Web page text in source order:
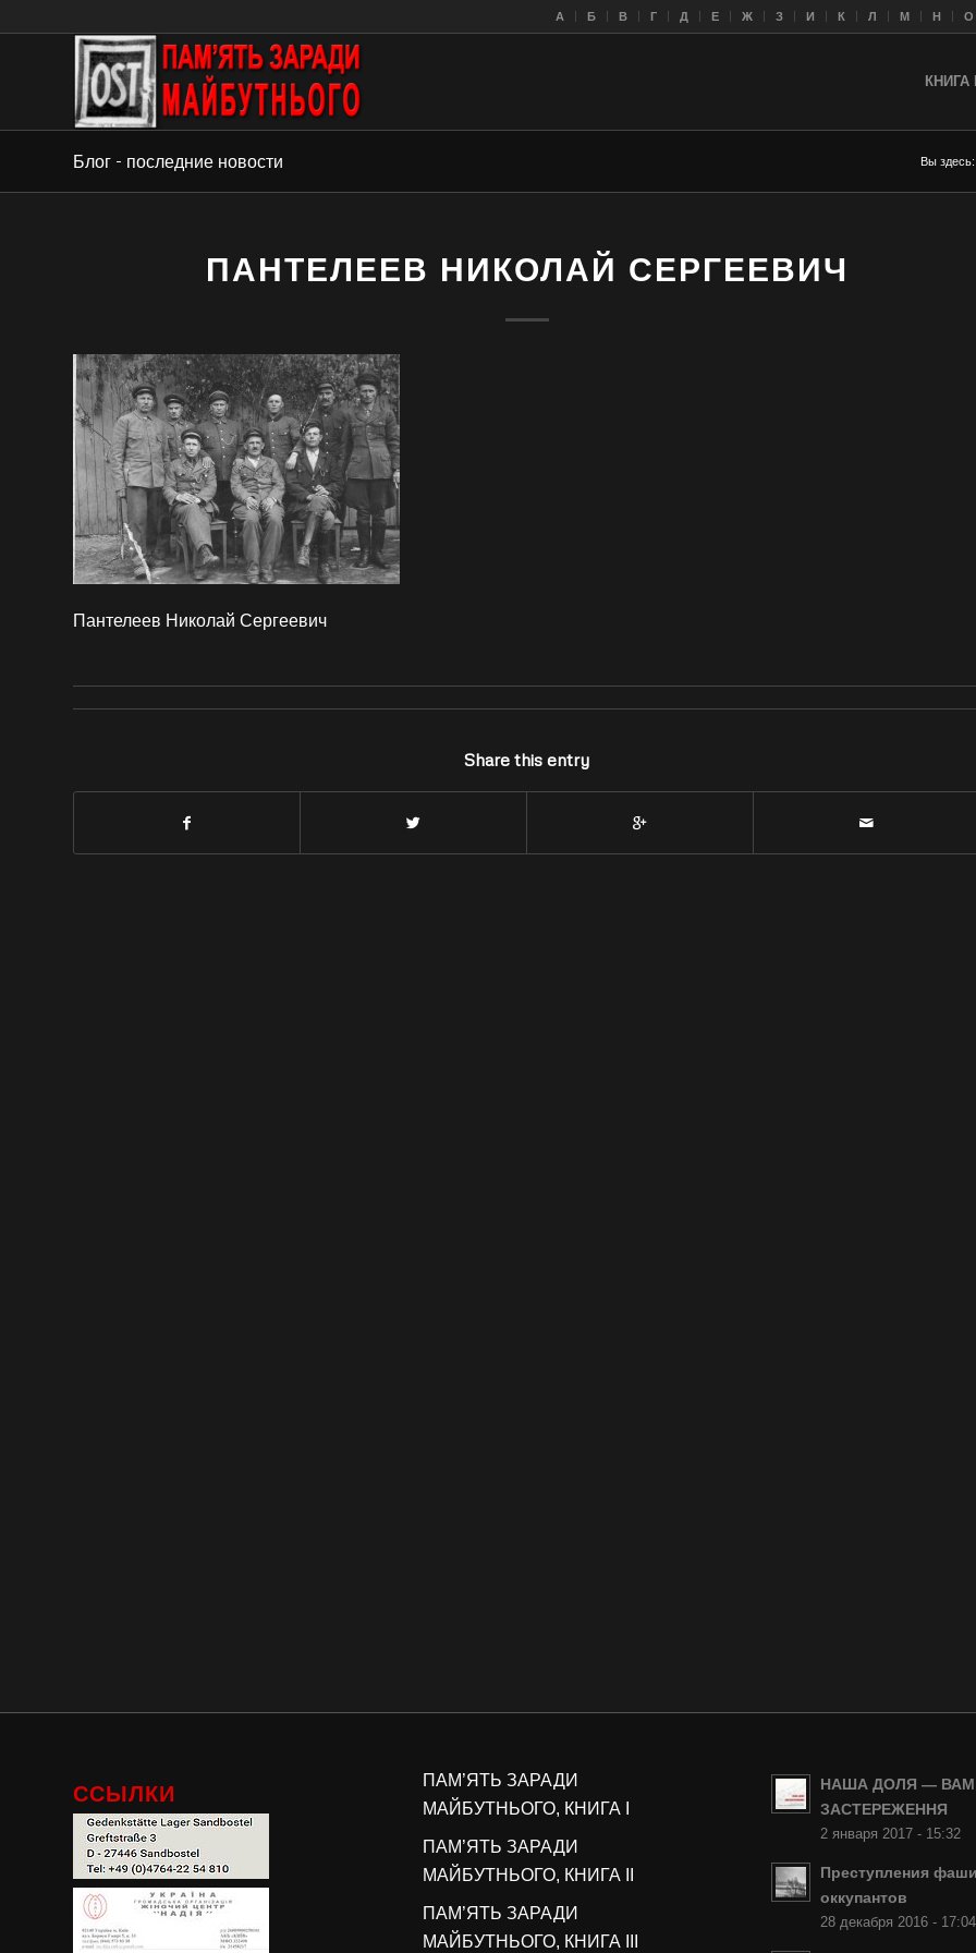
A Б В Г Д Е Ж З И К Л M Н О
КНИГА I
Блог - последние новости Вы здесь:
ПАНТЕЛЕЕВ НИКОЛАЙ СЕРГЕЕВИЧ
Пантелеев Николай Сергеевич
Share this entry
ССЫЛКИ
ПАМ’ЯТЬ ЗАРАДИ
МАЙБУТНЬОГО, КНИГА I
ПАМ’ЯТЬ ЗАРАДИ
МАЙБУТНЬОГО, КНИГА II
ПАМ’ЯТЬ ЗАРАДИ
МАЙБУТНЬОГО, КНИГА III
НАША ДОЛЯ — ВАМ
ЗАСТЕРЕЖЕННЯ
2 января 2017 - 15:32
Преступления
оккупантов
28 декабря 2016 - 17:04